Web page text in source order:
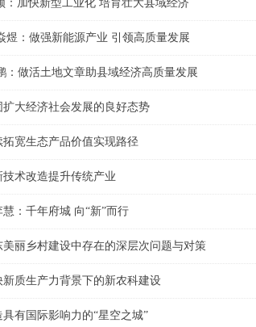
：加快新型工业化 培育壮大县域经济
煜：做强新能源产业 引领高质量发展
：做活土地文章助县域经济高质量发展
大经济社会发展的良好态势
宽生态产品价值实现路径
术改造提升传统产业
：千年府城 向“新”而行
丽乡村建设中存在的深层次问题与对策
质生产力背景下的新农科建设
有国际影响力的“星空之城”